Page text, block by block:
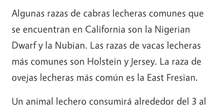
Algunas razas de cabras lecheras comunes que
se encuentran en California son la Nigerian
Dwarf y la Nubian. Las razas de vacas lecheras
más comunes son Holstein y Jersey. La raza de
ovejas lecheras más común es la East Fresian.
Un animal lechero consumirá alrededor del 3 al